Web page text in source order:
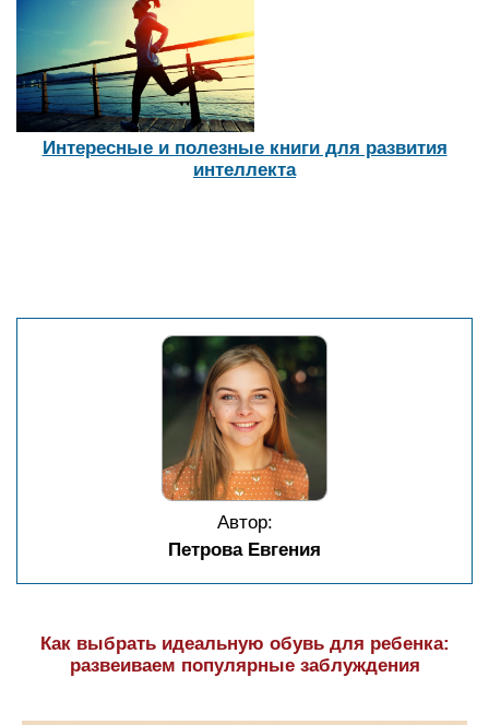
Интересные и полезные книги для развития
интеллекта
Автор:
Петрова Евгения
Как выбрать идеальную обувь для ребенка:
развеиваем популярные заблуждения